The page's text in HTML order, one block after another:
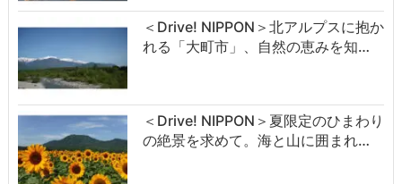
＜Drive! NIPPON＞北アルプスに抱か
れる「大町市」、自然の恵みを知…
＜Drive! NIPPON＞夏限定のひまわり
の絶景を求めて。海と山に囲まれ…